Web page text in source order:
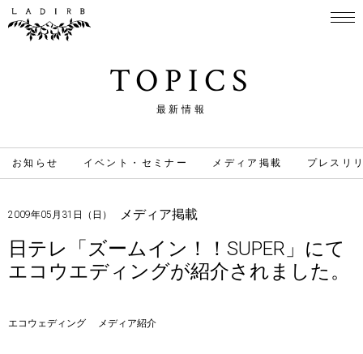
TOPICS
最新情報
お知らせ イベント・セミナー メディア掲載 プレスリ
2009年05月31日（日） メディア掲載
日テレ「ズームイン！！SUPER」にて
エコウエディングが紹介されました。
エコウェディング メディア紹介